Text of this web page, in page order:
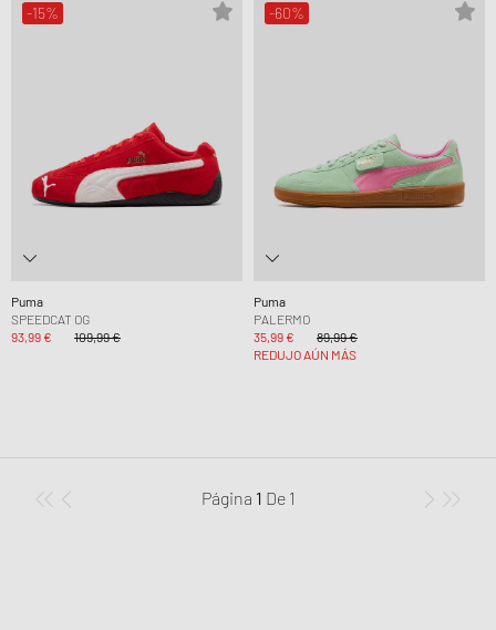
-15%
Puma
SPEEDCAT OG
93,99 €
109,99 €
-60%
Puma
PALERMO
35,99 €
89,99 €
REDUJO AÚN MÁS
Página 1 De 1